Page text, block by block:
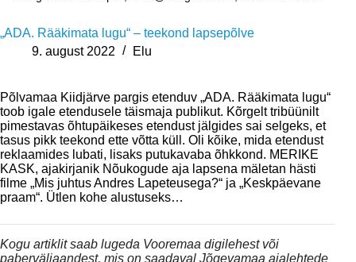
„ADA. Rääkimata lugu“ – teekond lapsepõlve
9. august 2022
Elu
Põlvamaa Kiidjärve pargis etenduv „ADA. Rääkimata lugu“
toob igale etendusele täismaja publikut. Kõrgelt tribüünilt
pimestavas õhtupäikeses etendust jälgides sai selgeks, et
tasus pikk teekond ette võtta küll. Oli kõike, mida etendust
reklaamides lubati, lisaks putukavaba õhkkond. MERIKE
KASK, ajakirjanik Nõukogude aja lapsena mäletan hästi
filme „Mis juhtus Andres Lapeteusega?“ ja „Keskpäevane
praam“. Ütlen kohe alustuseks…
Kogu artiklit saab lugeda Vooremaa digilehest või
paberväljaandest, mis on saadaval Jõgevamaa ajalehtede